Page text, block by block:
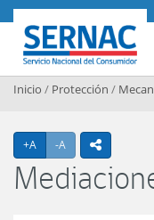
Contenido principal
SERNAC
Inicio / Protección /
+A Agrandar texto
-A Achicar textoicono